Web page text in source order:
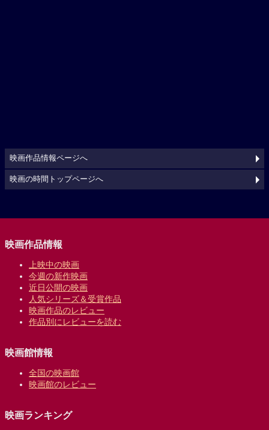
映画作品情報ページへ
映画の時間トップページへ
映画作品情報
上映中の映画
今週の新作映画
近日公開の映画
人気シリーズ＆受賞作品
映画作品のレビュー
作品別にレビューを読む
映画館情報
全国の映画館
映画館のレビュー
映画ランキング